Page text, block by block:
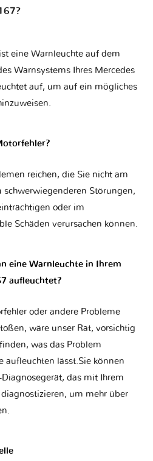
eine Warnleuchte auf dem
Warnsystems Ihres Mercedes
auf, um auf ein mögliches
reichen, die Sie nicht am
schwerwiegenderen Störungen,
oder im
Schäden verursachen können.
eine Warnleuchte in Ihrem
aufleuchtet?
oder andere Probleme
wäre unser Rat, vorsichtig
was das Problem
aufleuchten lässt.Sie können
das mit Ihrem
um mehr über